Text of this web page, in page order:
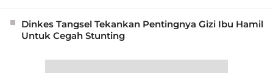
Dinkes Tangsel Tekankan Pentingnya Gizi Ibu Hamil
Untuk Cegah Stunting